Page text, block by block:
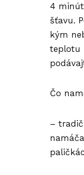
4
šťavu.
kým
teplotu
Čo
–